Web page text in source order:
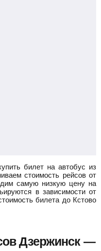
билет на автобус из
стоимость рейсов от
самую низкую цену на
в зависимости от
билета до Кстово
Дзержинск —